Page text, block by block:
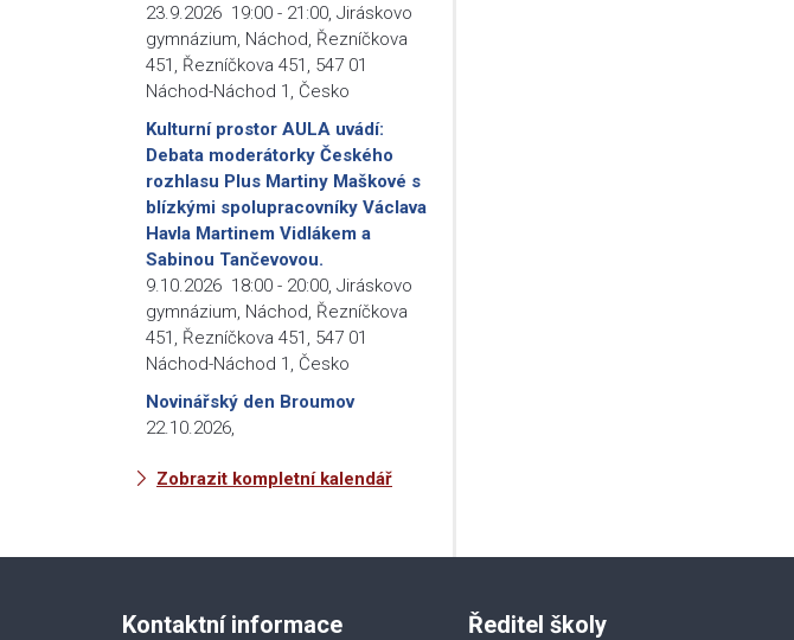
23.9.2026 19:00 - 21:00 Jiráskovo
gymnázium, Náchod, Řezníčkova
451, Řezníčkova 451, 547 01
Náchod-Náchod 1, Česko
Kulturní prostor AULA uvádí:
Debata moderátorky Českého
rozhlasu Plus Martiny Maškové s
blízkými spolupracovníky Václava
Havla Martinem Vidlákem a
Sabinou Tančevovou.
9.10.2026 18:00 - 20:00 Jiráskovo
gymnázium, Náchod, Řezníčkova
451, Řezníčkova 451, 547 01
Náchod-Náchod 1, Česko
Novinářský den Broumov
22.10.2026
Zobrazit kompletní kalendář
Kontaktní informace Ředitel školy